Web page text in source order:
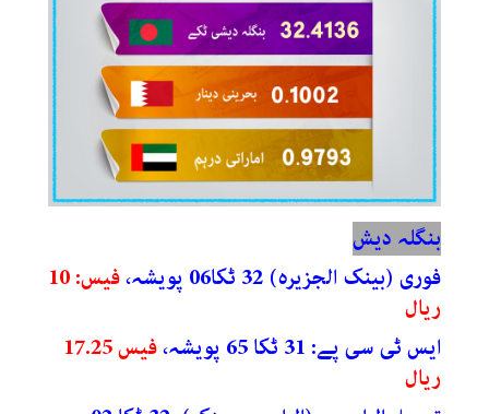
بنگلہ دیش
فوری (بینک الجزیرہ) 32 ٹکا06 پویشہ،
فیس: 10
ریال
ایس ٹی سی پے: 31 ٹکا 65 پویشہ،
فیس 17.25
ریال